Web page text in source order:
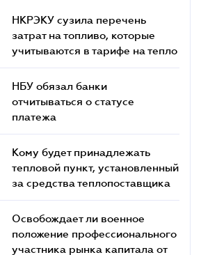
НКРЭКУ сузила перечень
затрат на топливо, которые
учитываются в тарифе на тепло
НБУ обязал банки
отчитываться о статусе
платежа
Кому будет принадлежать
тепловой пункт, установленный
за средства теплопоставщика
Освобождает ли военное
положение профессионального
участника рынка капитала от